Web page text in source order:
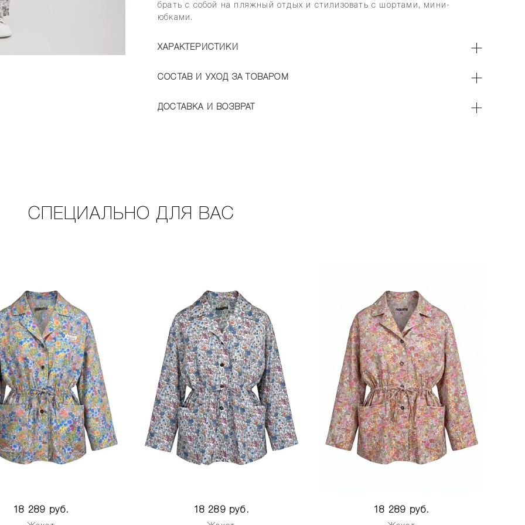
брать с собой на пляжный отдых и стилизовать с шортами, мини-
юбками.
ХАРАКТЕРИСТИКИ
СОСТАВ И УХОД ЗА ТОВАРОМ
ДОСТАВКА И ВОЗВРАТ
СПЕЦИАЛЬНО ДЛЯ ВАС
18 289 руб. 18 289 руб. 18 289 руб.